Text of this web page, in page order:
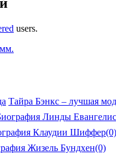
users.
Тайра Бэнкс – лучшая
Линды
Клаудии Шиффер(0)
Жизель Бундхен(0)